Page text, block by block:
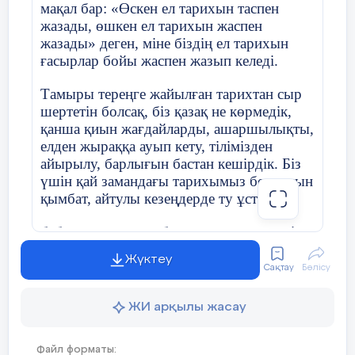
«Ақтөбе орта мектебі» КММ 5 «Ә»
касс оқушысы
Жайықбай Нұрай Рысбековнаға
Жайықбай Нұрай
Күні:
Сынып:8Б Қатысушылар
Сынып сағатының тақырыбы Буллинг
Тәрбие жұмысының бағыты
тәрбиелеу
Мақсаты
«Буллинг»
мақал бар: «Өскен ел тарихын таспен
жазады, өшкен ел тарихын жаспен
жазады» деген, міне біздің ел тарихын
ғасырлар бойы жаспен жазып келеді.
Тамыры тереңге жайылған тарихтан сыр
шертетін болсақ, біз қазақ не көрмедік,
қанша қиын жағдайларды, ашаршылықты,
елден жыраққа ауып кету, тілімізден
айырылу, барлығын бастан кешірдік. Біз
үшін қай замандағы тарихымыз болмасын
қымбат, айтулы кезеңдерде ту ұстаған
бабаларымыздың барлығы да құрметті.
Исатай, Махамбеттер патшалық Ресейдің
озбыр саясатына қасқайып қарсы тұра
білді. Сан зұлматты өткерген еліміз ұлт-
азаттық көтеріліске келгенде де тосылып
қарап қалған жоқ. Бұл күрестер азаттық
Жүктеу
Сақтау Бөлісу
ЖИ арқылы жасау
Файл форматы: